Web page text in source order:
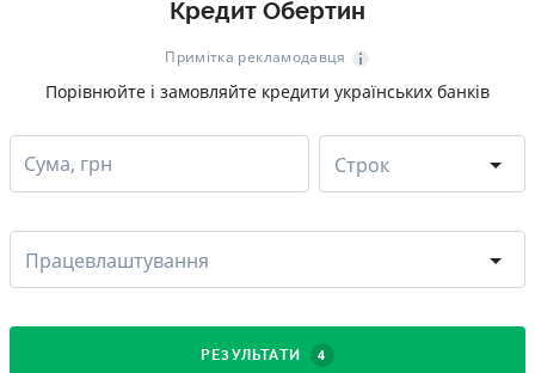
Кредит Обертин
Примітка рекламодавця
Порівнюйте і замовляйте кредити українських банків
Сума, грн Строк
Працевлаштування
РЕЗУЛЬТАТИ 4